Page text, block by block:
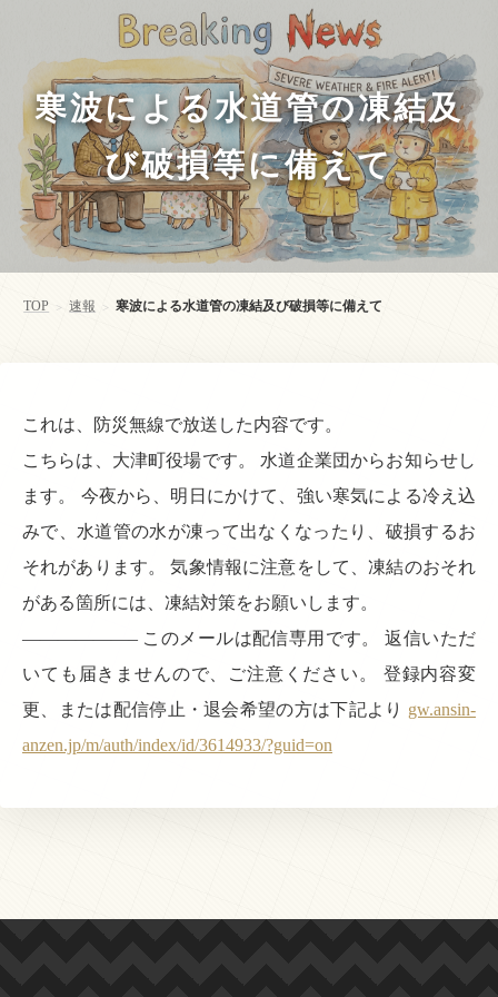
寒波による水道管の凍結及
び破損等に備えて
TOP > 速報 > 寒波による水道管の凍結及び破損等に備えて
これは、防災無線で放送した内容です。
こちらは、大津町役場です。 水道企業団からお知らせし
ます。 今夜から、明日にかけて、強い寒気による冷え込
みで、水道管の水が凍って出なくなったり、破損するお
それがあります。 気象情報に注意をして、凍結のおそれ
がある箇所には、凍結対策をお願いします。
——————– このメールは配信専用です。 返信いただ
いても届きませんので、ご注意ください。 登録内容変
更、または配信停止・退会希望の方は下記より gw.ansin-
anzen.jp/m/auth/index/id/3614933/?guid=on